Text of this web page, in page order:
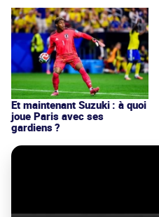
Et maintenant Suzuki : à quoi
joue Paris avec ses
gardiens ?